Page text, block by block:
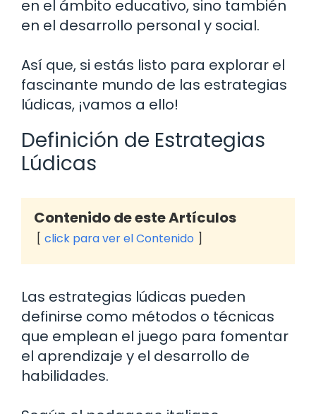
en el ámbito educativo, sino también
en el desarrollo personal y social.
Así que, si estás listo para explorar el
fascinante mundo de las estrategias
lúdicas, ¡vamos a ello!
Definición de Estrategias
Lúdicas
Contenido de este Artículos
click para ver el Contenido
Las estrategias lúdicas pueden
definirse como métodos o técnicas
que emplean el juego para fomentar
el aprendizaje y el desarrollo de
habilidades.